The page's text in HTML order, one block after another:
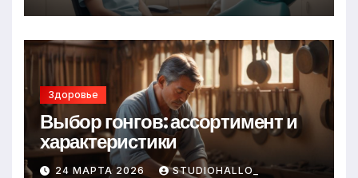
Здоровье
Выбор гонгов: ассортимент и
характеристики
24 МАРТА 2026 STUDIOHALLO_